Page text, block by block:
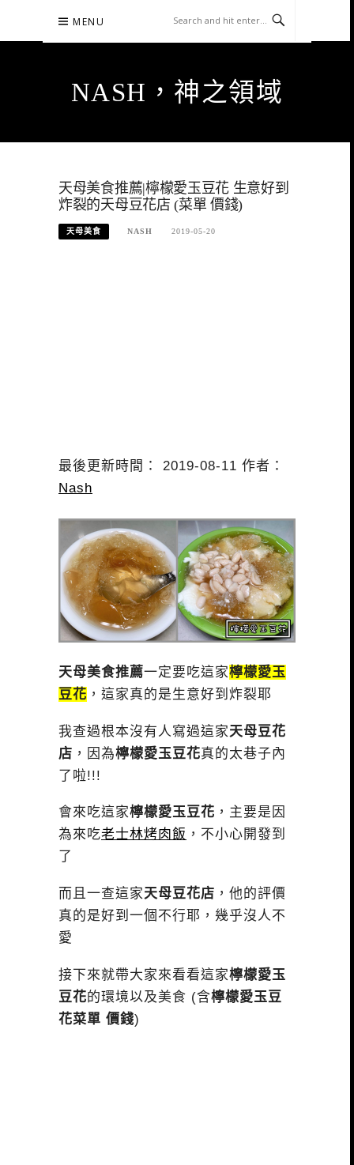
content
MENU
NASH，神之領域
天母美食推薦|檸檬愛玉豆花 生意好到
炸裂的天母豆花店 (菜單 價錢)
天母美食 NASH 2019-05-20
最後更新時間： 2019-08-11 作者：
Nash
天母美食推薦一定要吃這家檸檬愛玉
豆花 ，這家真的是生意好到炸裂耶
我查過根本沒有人寫過這家天母豆花
店 ，因為檸檬愛玉豆花真的太巷子內
了啦!!!
會來吃這家檸檬愛玉豆花 ，主要是因
為來吃老士林烤肉飯 ，不小心開發到
了
而且一查這家天母豆花店 ，他的評價
真的是好到一個不行耶，幾乎沒人不
愛
接下來就帶大家來看看這家檸檬愛玉
豆花的環境以及美食 (含檸檬愛玉豆
花菜單 價錢)